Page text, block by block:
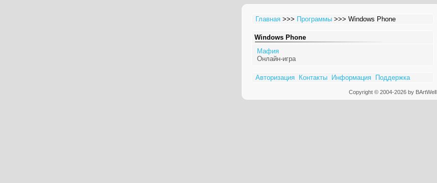
Главная >>> Программы >>> Windows Phone
Windows Phone
Мафия
Онлайн-игра
Авторизация Контакты Информация Поддержка
Copyright © 2004-2026 by BArtWell